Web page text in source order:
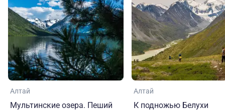
Алтай
Мультинские озера. Пеший
Алтай
К подножью Белухи